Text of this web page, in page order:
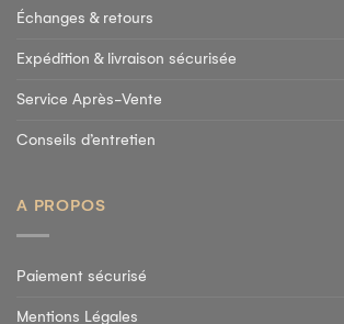
Échanges & retours
Expédition & livraison sécurisée
Service Après-Vente
Conseils d’entretien
A PROPOS
Paiement sécurisé
Mentions Légales